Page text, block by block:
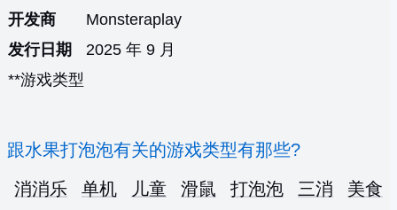
开发商
Monsteraplay
发行日期
2025 年 9 月
**游戏类型
跟水果打泡泡有关的游戏类型有那些?
消消乐
单机 儿童 滑鼠 打泡泡 三消
美食